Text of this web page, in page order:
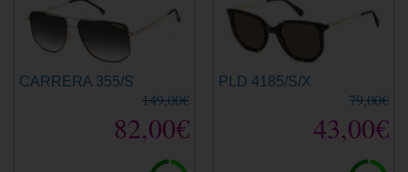
CARRERA 355/S
149,00€
82,00€
PLD 4185/S/X
79,00€
43,00€